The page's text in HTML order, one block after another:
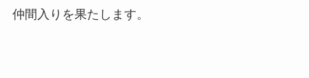
仲間入りを果たします。